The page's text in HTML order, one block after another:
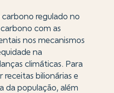
carbono regulado no
com as
nos mecanismos
na
climáticas. Para
receitas bilionárias e
da população, além